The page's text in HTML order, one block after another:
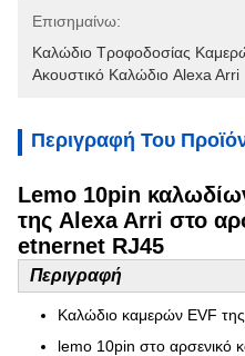
Επισημαίνω:
Καλώδιο Τροφοδοσίας
Ακουστικό Καλώδιο Alexa Arri
Περιγραφή Του
Lemo 10pin
της Alexa Arri στο
etnernet RJ45
Περιγραφή
Καλώδιο καμερών EVF
lemo 10pin στο αρσενικό